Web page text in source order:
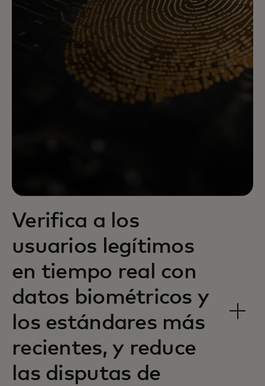
Verifica a los
usuarios legítimos
en tiempo real con
datos biométricos y
los estándares más
recientes, y reduce
las disputas de